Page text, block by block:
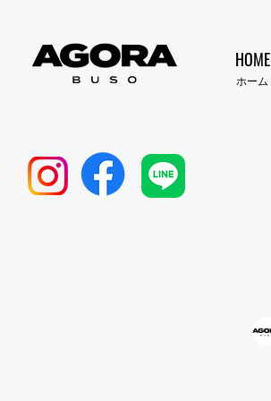
HOME
​ホーム